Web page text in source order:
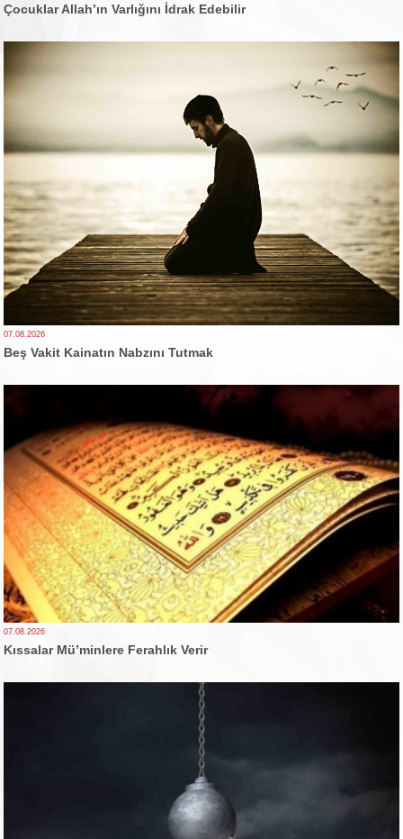
Çocuklar Allah’ın Varlığını İdrak Edebilir
07.08.2026
Beş Vakit Kainatın Nabzını Tutmak
07.08.2026
Kıssalar Mü’minlere Ferahlık Verir